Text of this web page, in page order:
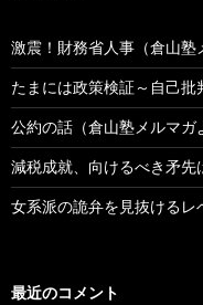
激震！財務省人事（倉山塾
たまには政策検証～自己批
公約の話（倉山塾メルマガ
減税成就、向けるべき矛先
女系派の詭弁を見抜けるレ
最近のコメント